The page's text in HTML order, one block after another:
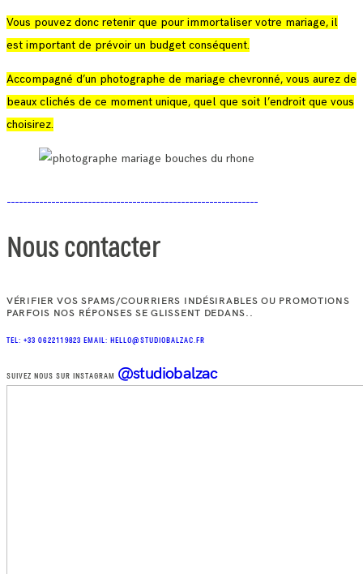
Vous pouvez donc retenir que pour immortaliser votre mariage, il
est important de prévoir un budget conséquent.
Accompagné d’un photographe de mariage chevronné, vous aurez de
beaux clichés de ce moment unique, quel que soit l’endroit que vous
choisirez.
Nous contacter
VÉRIFIER VOS SPAMS/COURRIERS INDÉSIRABLES OU PROMOTIONS
PARFOIS NOS RÉPONSES SE GLISSENT DEDANS..
TEL: +33 0622119823 EMAIL: HELLO@STUDIOBALZAC.FR
SUIVEZ NOUS SUR INSTAGRAM @studiobalzac